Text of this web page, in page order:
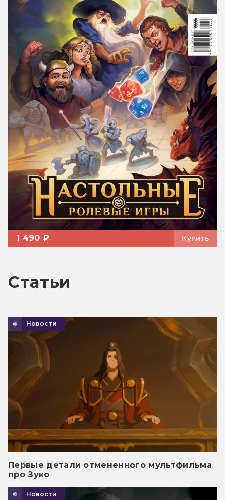
1 490 ₽ Купить
Статьи
Новости
Первые детали отмененного мультфильма
про Зуко
Новости